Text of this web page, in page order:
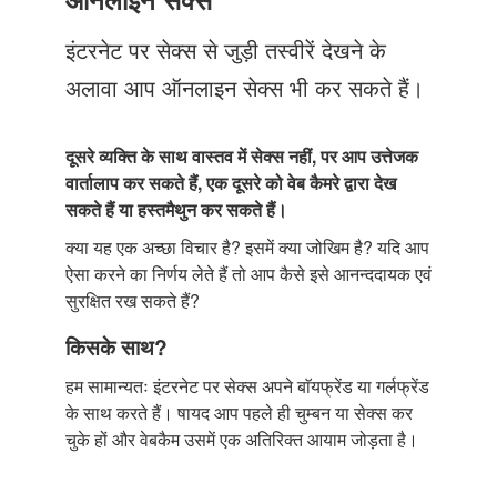
Just Poocho
संपर्क करें
इंटरनेट पर सेक्स से जुड़ी तस्वीरें देखने के
अलावा आप ऑनलाइन सेक्स भी कर सकते हैं।
दूसरे व्यक्ति के साथ वास्तव में सेक्स नहीं, पर आप उत्तेजक
वार्तालाप कर सकते हैं, एक दूसरे को वेब कैमरे द्वारा देख
सकते हैं या हस्तमैथुन कर सकते हैं।
क्या यह एक अच्छा विचार है? इसमें क्या जोखिम है? यदि आप
ऐसा करने का निर्णय लेते हैं तो आप कैसे इसे आनन्ददायक एवं
सुरक्षित रख सकते हैं?
किसके साथ?
हम सामान्यतः इंटरनेट पर सेक्स अपने बाॅयफ्रेंड या गर्लफ्रेंड
के साथ करते हैं। षायद आप पहले ही चुम्बन या सेक्स कर
चुके हों और वेबकैम उसमें एक अतिरिक्त आयाम जोड़ता है।